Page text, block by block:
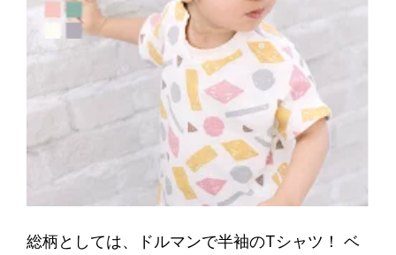
総柄としては、ドルマンで半袖のTシャツ！ ベ